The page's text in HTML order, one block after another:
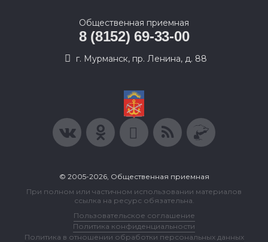
Общественная приемная
8 (8152) 69-33-00
г. Мурманск, пр. Ленина, д. 88
© 2005-2026, Общественная приемная
При полном или частичном использовании материалов
ссылка на ресурс обязательна.
Пользовательское соглашение
Политика конфиденциальности
Политика в отношении обработки персональных данных